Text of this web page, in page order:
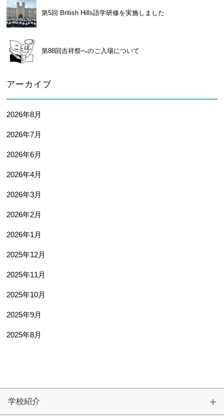
第5回 British Hills語学研修を実施しました
第88回吉祥祭へのご入場について
アーカイブ
2026年8月
2026年7月
2026年6月
2026年4月
2026年3月
2026年2月
2026年1月
2025年12月
2025年11月
2025年10月
2025年9月
2025年8月
学校紹介